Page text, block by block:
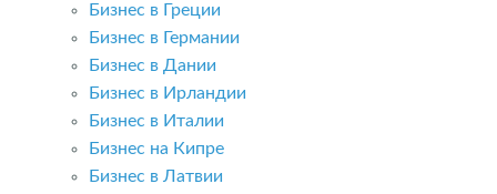
Бизнес в Греции
Бизнес в Германии
Бизнес в Дании
Бизнес в Ирландии
Бизнес в Италии
Бизнес на Кипре
Бизнес в Латвии